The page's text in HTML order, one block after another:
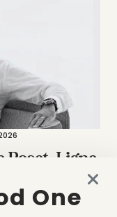
Roset, Ligne
intégré
One